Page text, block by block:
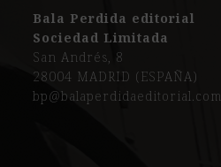
Bala Perdida editorial
Sociedad Limitada
San Andrés, 8
28004 MADRID (ESPAÑA)
bp@balaperdidaeditorial.com